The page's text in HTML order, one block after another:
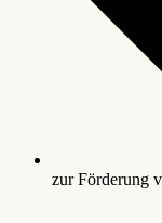
zur Förderung